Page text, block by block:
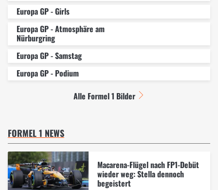
Europa GP - Girls
Europa GP - Atmosphäre am
Nürburgring
Europa GP - Samstag
Europa GP - Podium
Alle Formel 1 Bilder
FORMEL 1 NEWS
Macarena-Flügel nach FP1-Debüt
wieder weg: Stella dennoch
begeistert